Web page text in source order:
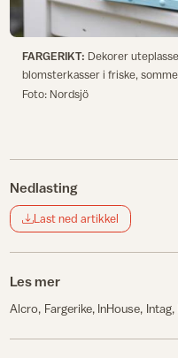
FARGERIKT: Dekorer
blomsterkasser i friske,
Foto: Nordsjö
Nedlasting
Last ned artikkel
Les mer
Alcro Fargerike InHouse Intag